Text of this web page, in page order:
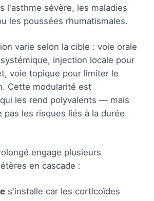
l'asthme sévère, les maladies
les poussées rhumatismales.
varie selon la cible : voie orale
injection locale pour
voie topique pour limiter le
Cette modularité est
les rend polyvalents — mais
pas les risques liés à la durée
engage plusieurs
en cascade :
s'installe car les corticoïdes